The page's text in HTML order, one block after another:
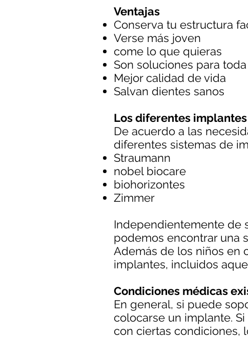
Ventajas
Conserva tu estructura
Verse más joven
come lo que quieras
Son soluciones para
Mejor calidad de vida
Salvan dientes sanos
Los diferentes
De acuerdo a las
diferentes sistemas de
Straumann
nobel biocare
biohorizontes
Zimmer
Independientemente de
podemos encontrar una
Además de los niños en
implantes, incluidos
Condiciones médicas
En general, si puede
colocarse un implante.
con ciertas condiciones,